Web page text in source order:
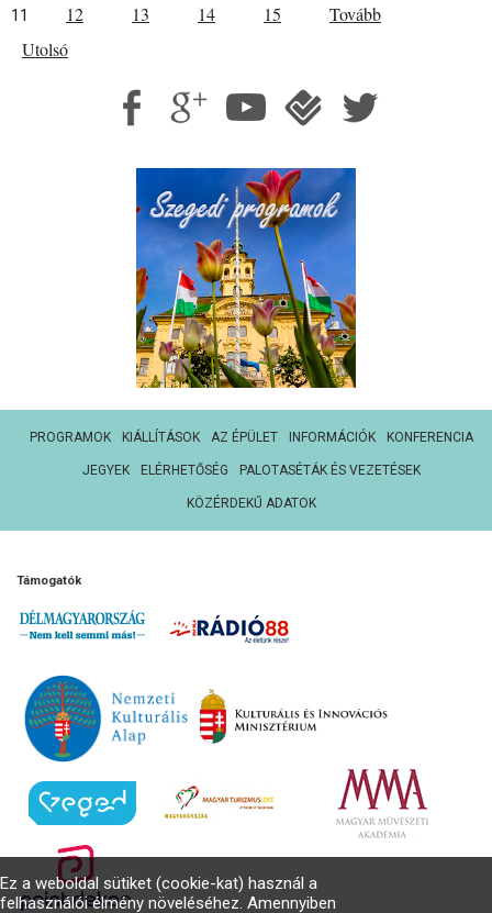
11 12 13 14 15
Tovább
Utolsó
PROGRAMOK KIÁLLÍTÁSOK AZ ÉPÜLET INFORMÁCIÓK KONFERENCIA
JEGYEK ELÉRHETŐSÉG PALOTASÉTÁK ÉS VEZETÉSEK
KÖZÉRDEKŰ ADATOK
Támogatók
Ez a weboldal sütiket (cookie-kat) használ a
felhasználói élmény növeléséhez. Amennyiben